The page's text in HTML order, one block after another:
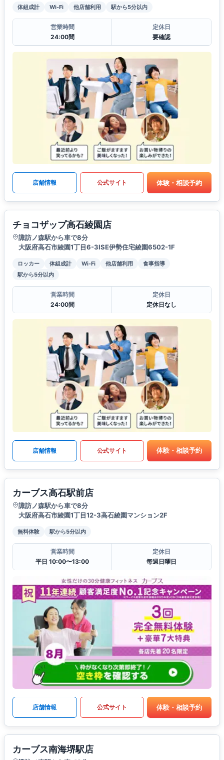
体組成計 Wi-Fi 他店舗利用 駅から5分以内
営業時間
24:00間
定休日
要確認
店舗情報 公式サイト 体験・相談予約
チョコザップ高石綾園店
諏訪ノ森駅から車で8分
大阪府高石市綾園1丁目6-3ISE伊勢住宅綾園6502-1F
ロッカー 体組成計 Wi-Fi 他店舗利用
食事指導
駅から5分以内
営業時間
24:00間
定休日
定休日なし
店舗情報 公式サイト 体験・相談予約
カーブス高石駅前店
諏訪ノ森駅から車で8分
大阪府高石市綾園1丁目12-3高石綾園マンション2F
無料体験 駅から5分以内
営業時間
平日 10:00〜13:00
定休日
毎週日曜日
店舗情報 公式サイト 体験・相談予約
カーブス南海堺駅店